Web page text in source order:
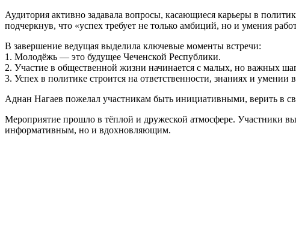
Аудитория активно задавала вопросы, касающиеся карьеры в
подчеркнув, что «успех требует не только амбиций, но и умения
В завершение ведущая выделила ключевые моменты встречи:
1. Молодёжь — это будущее Чеченской Республики.
2. Участие в общественной жизни начинается с малых, но важных
3. Успех в политике строится на ответственности, знаниях и умении
Аднан Нагаев пожелал участникам быть инициативными, верить в
Мероприятие прошло в тёплой и дружеской атмосфере. Участники
информативным, но и вдохновляющим.